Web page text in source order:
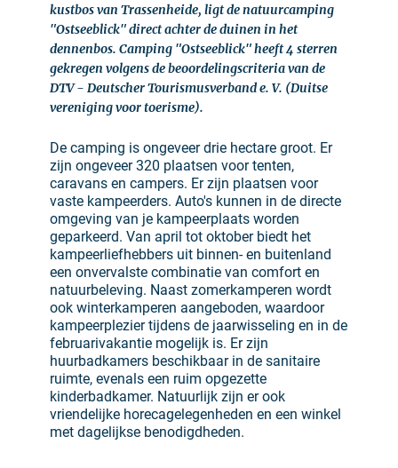
kustbos van Trassenheide, ligt de natuurcamping
"Ostseeblick" direct achter de duinen in het
dennenbos. Camping "Ostseeblick" heeft 4 sterren
gekregen volgens de beoordelingscriteria van de
DTV - Deutscher Tourismusverband e. V. (Duitse
vereniging voor toerisme).
De camping is ongeveer drie hectare groot. Er
zijn ongeveer 320 plaatsen voor tenten,
caravans en campers. Er zijn plaatsen voor
vaste kampeerders. Auto's kunnen in de directe
omgeving van je kampeerplaats worden
geparkeerd. Van april tot oktober biedt het
kampeerliefhebbers uit binnen- en buitenland
een onvervalste combinatie van comfort en
natuurbeleving. Naast zomerkamperen wordt
ook winterkamperen aangeboden, waardoor
kampeerplezier tijdens de jaarwisseling en in de
februarivakantie mogelijk is. Er zijn
huurbadkamers beschikbaar in de sanitaire
ruimte, evenals een ruim opgezette
kinderbadkamer. Natuurlijk zijn er ook
vriendelijke horecagelegenheden en een winkel
met dagelijkse benodigdheden.